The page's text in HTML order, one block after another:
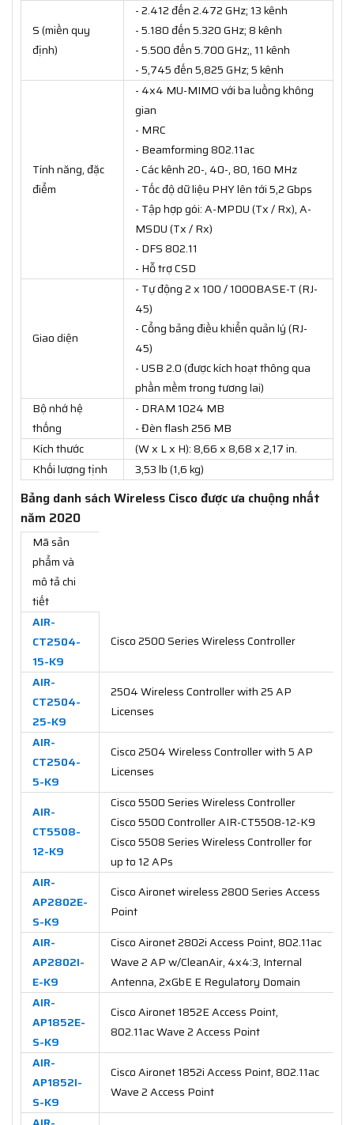
S (miền quy
định)
- 2.412 đến 2.472 GHz; 13 kênh
- 5.180 đến 5.320 GHz; 8 kênh
- 5.500 đến 5.700 GHz;, 11 kênh
- 5,745 đến 5,825 GHz; 5 kênh
Tính năng, đặc
điểm
- 4x4 MU-MIMO với ba luồng không
gian
- MRC
- Beamforming 802.11ac
- Các kênh 20-, 40-, 80, 160 MHz
- Tốc độ dữ liệu PHY lên tới 5,2 Gbps
- Tập hợp gói: A-MPDU (Tx / Rx), A-
MSDU (Tx / Rx)
- DFS 802.11
- Hỗ trợ CSD
Giao diện
- Tự động 2 x 100 / 1000BASE-T (RJ-
45)
- Cổng bảng điều khiển quản lý (RJ-
45)
- USB 2.0 (được kích hoạt thông qua
phần mềm trong tương lai)
Bộ nhớ hệ
thống
- DRAM 1024 MB
- Đèn flash 256 MB
Kích thước
(W x L x H): 8,66 x 8,68 x 2,17 in.
Khối lượng tịnh
3,53 lb (1,6 kg)
Bảng danh sách Wireless Cisco được ưa chuộng nhất
năm 2020
Mã sản
phẩm và
mô tả chi
tiết
AIR-
CT2504-
15-K9
Cisco 2500 Series Wireless Controller
AIR-
CT2504-
25-K9
2504 Wireless Controller with 25 AP
Licenses
AIR-
CT2504-
5-K9
Cisco 2504 Wireless Controller with 5 AP
Licenses
AIR-
CT5508-
12-K9
Cisco 5500 Series Wireless Controller
Cisco 5500 Controller AIR-CT5508-12-K9
Cisco 5508 Series Wireless Controller for
up to 12 APs
AIR-
AP2802E-
S-K9
Cisco Aironet wireless 2800 Series Access
Point
AIR-
AP2802I-
E-K9
Cisco Aironet 2802i Access Point, 802.11ac
Wave 2 AP w/CleanAir, 4x4:3, Internal
Antenna, 2xGbE E Regulatory Domain
AIR-
AP1852E-
S-K9
Cisco Aironet 1852E Access Point,
802.11ac Wave 2 Access Point
AIR-
AP1852I-
S-K9
Cisco Aironet 1852i Access Point, 802.11ac
Wave 2 Access Point